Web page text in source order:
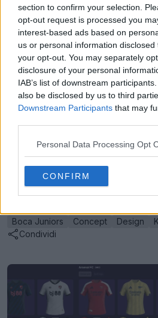
section to confirm your selection.
opt-out request is processed you
interest-based ads based on
us or personal information
your opt-out. You may separately
disclosure of your personal
IAB’s list of downstream
also be disclosed by us to third
Downstream Participants that may
Personal Data Processing Opt
CONFIRM
Partecipa ora: Concorso per
sulla piattaforma FIFA Kit
Mostra commenti
Boca Juniors Concept Design
Condividi